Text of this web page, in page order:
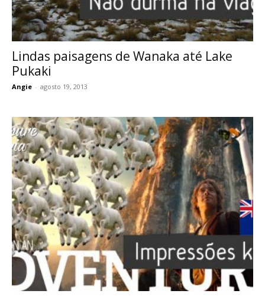
Lindas paisagens de Wanaka até Lake
Pukaki
Angie - agosto 19, 2013